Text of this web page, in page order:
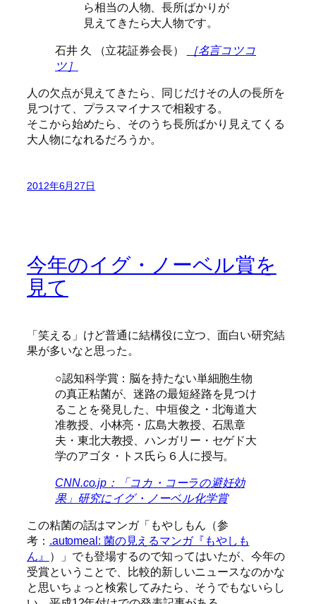
ら相当の人物、長所ばかりが
見えてきたら大人物です。
石井 久 （立花証券会長）
［名言コツコ
ツ］
人の欠点が見えてきたら、同じだけその人の長所を
見つけて、プラスマイナスで相殺する。
そこから始めたら、そのうち長所ばかり見えてくる
大人物になれるだろうか。
2012年6月27日
今年のイグ・ノーベル賞を
見て
「笑える」けど普通に結構役に立つ、面白い研究結
果が多いなと思った。
○認知科学賞：脳を持たない単細胞生物
の真正粘菌が、迷路の最短経路を見つけ
ることを発見した、中垣俊之・北海道大
准教授、小林亮・広島大教授、石黒章
夫・東北大教授、ハンガリー・セゲド大
学のアゴタ・トス氏ら６人に授与。
CNN.co.jp：「コカ・コーラの避妊効
果」研究にイグ・ノーベル化学賞
この粘菌の話はマンガ「もやしもん（参
考： .automeal: 菌の見えるマンガ『もやしも
ん』
）」でも登場するので知ってはいたが、今年の
受賞ということで、比較的新しいニュースなのかな
と思いちょっと検索してみたら、そうでもないらし